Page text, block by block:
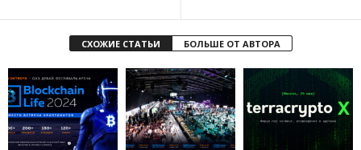
СХОЖИЕ СТАТЬИ БОЛЬШЕ ОТ АВТОРА